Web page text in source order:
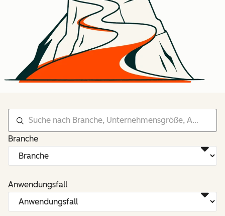
Branche
Anwendungsfall